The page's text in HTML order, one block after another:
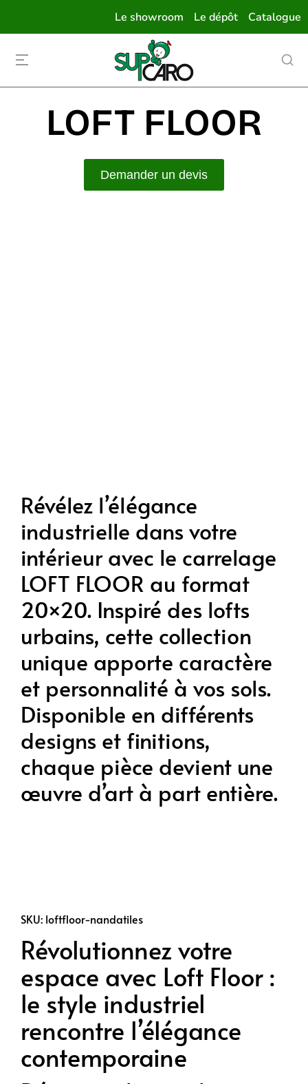
Le showroom Le dépôt Catalogue
LOFT FLOOR
Demander un devis
Révélez l’élégance
industrielle dans votre
intérieur avec le carrelage
LOFT FLOOR au format
20×20. Inspiré des lofts
urbains, cette collection
unique apporte caractère
et personnalité à vos sols.
Disponible en différents
designs et finitions,
chaque pièce devient une
œuvre d’art à part entière.
SKU: loftfloor-nandatiles
Révolutionnez votre
espace avec Loft Floor :
le style industriel
rencontre l’élégance
contemporaine